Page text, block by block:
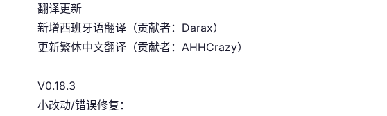
翻译更新
新增西班牙语翻译（贡献者：Darax）
更新繁体中文翻译（贡献者：AHHCrazy）
V0.18.3
小改动/错误修复：